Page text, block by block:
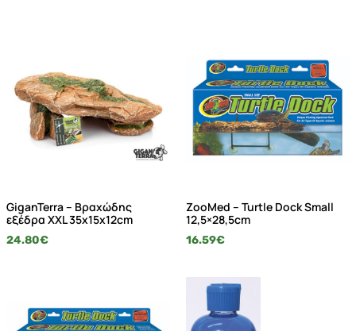
GiganTerra – Βραχώδης
εξέδρα XXL 35x15x12cm
24.80€
ZooMed – Turtle Dock Small
12,5×28,5cm
16.59€